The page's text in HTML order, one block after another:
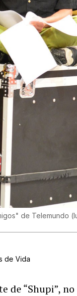
de Telemundo (
de Vida
de “Shupi”,